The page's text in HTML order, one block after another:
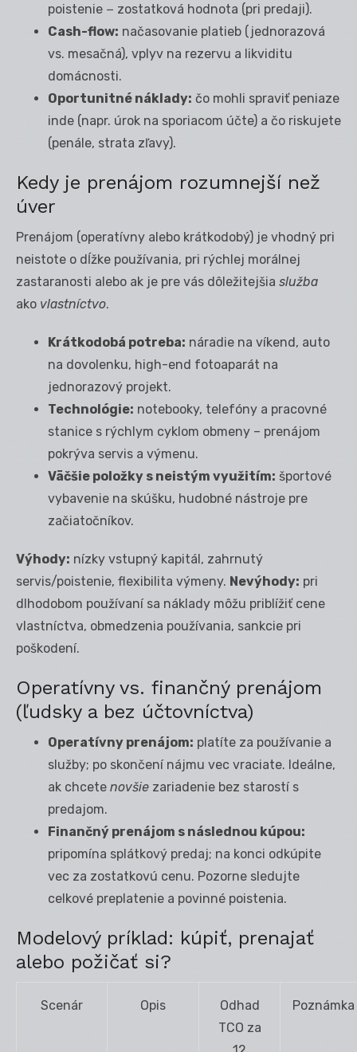
poistenie − zostatková hodnota (pri predaji).
Cash-flow: načasovanie platieb (jednorazová
vs. mesačná), vplyv na rezervu a likviditu
domácnosti.
Oportunitné náklady: čo mohli spraviť peniaze
inde (napr. úrok na sporiacom účte) a čo riskujete
(penále, strata zľavy).
Kedy je prenájom rozumnejší než
úver
Prenájom (operatívny alebo krátkodobý) je vhodný pri
neistote o dĺžke používania, pri rýchlej morálnej
zastaranosti alebo ak je pre vás dôležitejšia služba
ako vlastníctvo.
Krátkodobá potreba: náradie na víkend, auto
na dovolenku, high-end fotoaparát na
jednorazový projekt.
Technológie: notebooky, telefóny a pracovné
stanice s rýchlym cyklom obmeny – prenájom
pokrýva servis a výmenu.
Väčšie položky s neistým využitím: športové
vybavenie na skúšku, hudobné nástroje pre
začiatočníkov.
Výhody: nízky vstupný kapitál, zahrnutý
servis/poistenie, flexibilita výmeny. Nevýhody: pri
dlhodobom používaní sa náklady môžu priblížiť cene
vlastníctva, obmedzenia používania, sankcie pri
poškodení.
Operatívny vs. finančný prenájom
(ľudsky a bez účtovníctva)
Operatívny prenájom: platíte za používanie a
služby; po skončení nájmu vec vraciate. Ideálne,
ak chcete novšie zariadenie bez starostí s
predajom.
Finančný prenájom s následnou kúpou:
pripomína splátkový predaj; na konci odkúpite
vec za zostatkovú cenu. Pozorne sledujte
celkové preplatenie a povinné poistenia.
Modelový príklad: kúpiť, prenajať
alebo požičať si?
Scenár Opis
Odhad
TCO za
Poznámka